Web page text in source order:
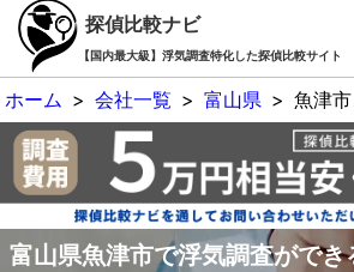
探偵比較ナビ
【国内最大級】浮気調査特化した探偵比較サイト
ホーム > 会社一覧 > 富山県 > 魚津市
富山県魚津市で浮気調査がで